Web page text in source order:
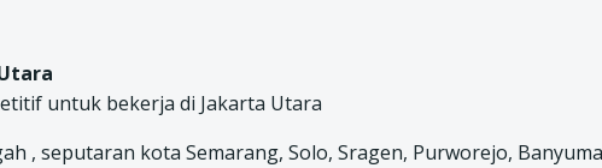
untuk bekerja di Jakarta Utara
, seputaran kota Semarang, Solo, Sragen, Purworejo,